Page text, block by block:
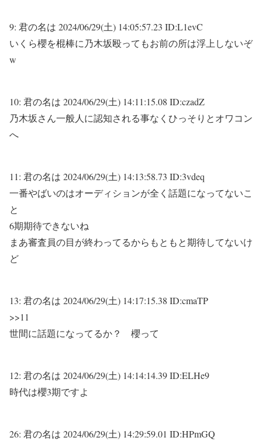
9: 君の名は 2024/06/29(土) 14:05:57.23 ID:L1evC
いくら櫻を棍棒に乃木坂殴ってもお前の所は浮上しないぞ
w
10: 君の名は 2024/06/29(土) 14:11:15.08 ID:czadZ
乃木坂さん一般人に認知される事なくひっそりとオワコン
へ
11: 君の名は 2024/06/29(土) 14:13:58.73 ID:3vdeq
一番やばいのはオーディションが全く話題になってないこ
と
6期期待できないね
まあ審査員の目が終わってるからもともと期待してないけ
ど
13: 君の名は 2024/06/29(土) 14:17:15.38 ID:cmaTP
>>11
世間に話題になってるか？ 櫻って
12: 君の名は 2024/06/29(土) 14:14:14.39 ID:ELHe9
時代は櫻3期ですよ
26: 君の名は 2024/06/29(土) 14:29:59.01 ID:HPmGQ